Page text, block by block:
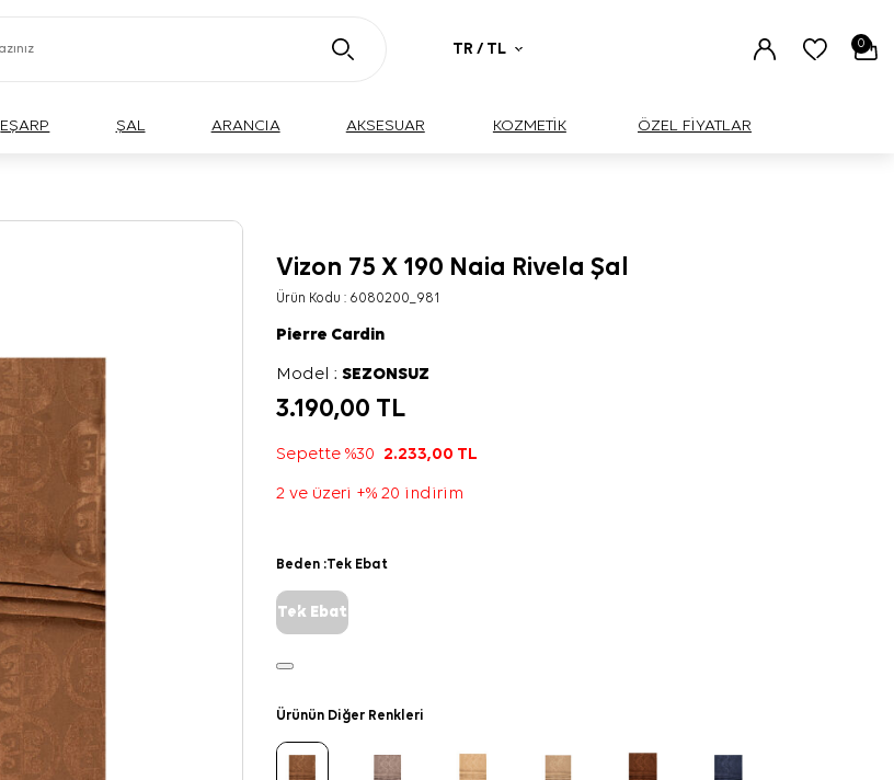
TR / TL 0
EŞARP ŞAL ARANCIA AKSESUAR KOZMETİK ÖZEL FİYATLAR
Vizon 75 X 190 Naia Rivela Şal
Ürün Kodu : 6080200_981
Pierre Cardin
Model :SEZONSUZ
3.190,00 TL
Sepette %30 2.233,00 TL
2 ve üzeri +% 20 indirim
Beden :Tek Ebat
Tek Ebat
Ürünün Diğer Renkleri